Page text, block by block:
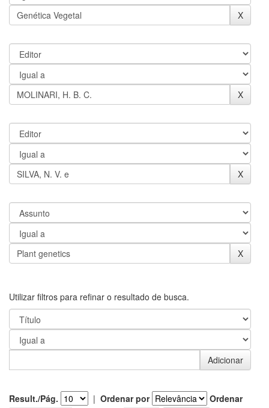
Utilizar filtros para refinar o resultado de busca.
Result./Pág. | Ordenar por
Ordenar